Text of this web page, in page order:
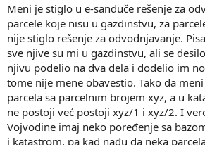
:
Meni je stiglo u e-sanduče rešenje za
parcele koje nisu u gazdinstvu, za
nije stiglo rešenje za odvodnjavanje.
sve njive su mi u gazdinstvu, ali se
njivu podelio na dva dela i dodelio im
tome nije mene obavestio. Tako da
parcela sa parcelnim brojem xyz, a u
ne postoji već postoji xyz/1 i xyz/2. I
Vojvodine imaj neko poređenje sa
i katastrom, pa kad nađu da neka